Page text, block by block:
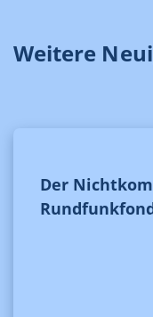
Weitere
Der